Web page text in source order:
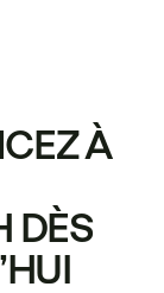
À
DÈS